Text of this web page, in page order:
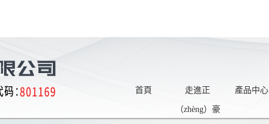
首頁 走進正
（zhèng）豪
產品中心